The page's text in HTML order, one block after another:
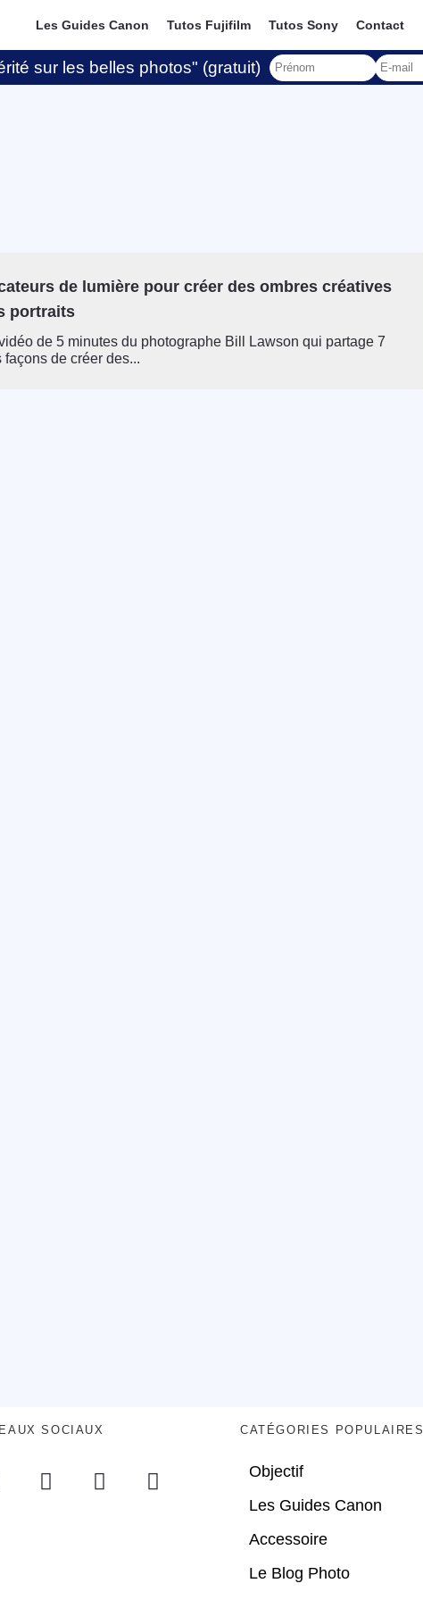
Les Guides Canon Tutos Fujifilm Tutos Sony Contact
sur les belles photos" (gratuit)
de lumière pour créer des ombres créatives
portraits
de 5 minutes du photographe Bill Lawson qui partage 7
façons de créer des...
SOCIAUX CATÉGORIES POPULAIRES
Objectif
Les Guides Canon
Accessoire
Le Blog Photo